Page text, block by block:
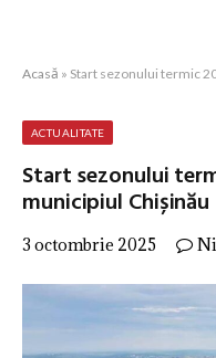
Acasă » Start sezonului termic
ACTUALITATE
Start sezonului
municipiul Chișinău
3 octombrie 2025